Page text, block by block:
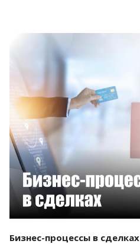
Бизнес-процессы в сделках